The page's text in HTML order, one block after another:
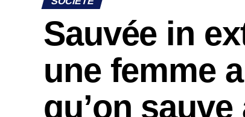
Sauvée in
une femme
qu’on